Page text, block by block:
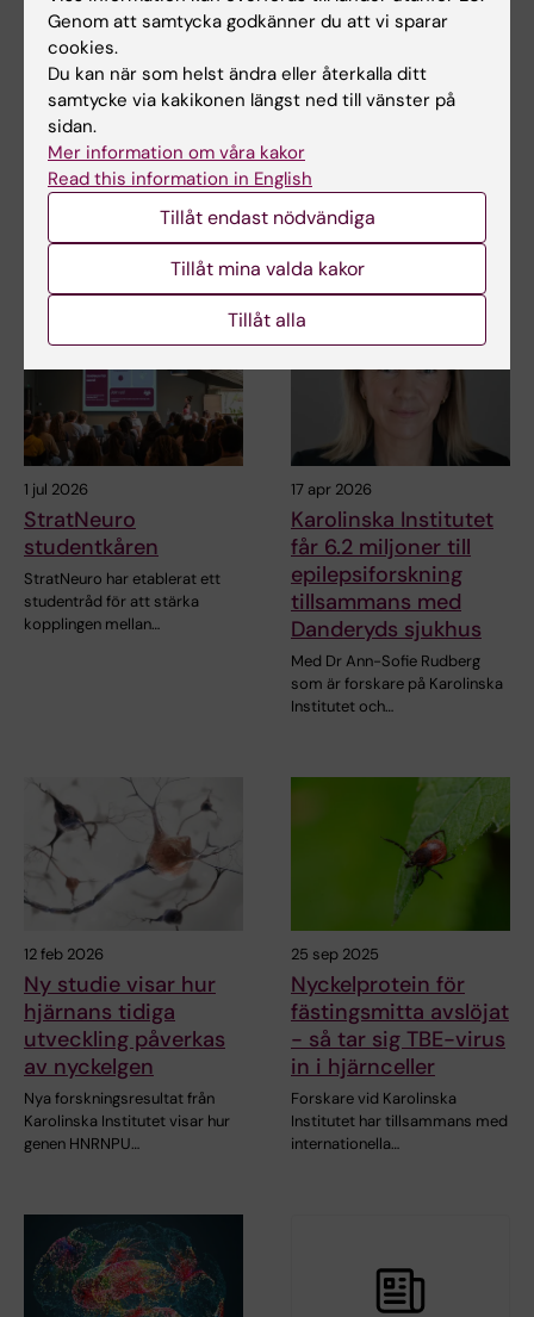
Uppdaterad av:
Charlotte Brandt 2022-02-21
Dela
Relaterade artiklar
1 jul 2026
StratNeuro
studentkåren
StratNeuro har etablerat ett
studentråd för att stärka
kopplingen mellan…
17 apr 2026
Karolinska Institutet
får 6.2 miljoner till
epilepsiforskning
tillsammans med
Danderyds sjukhus
Med Dr Ann-Sofie Rudberg
som är forskare på Karolinska
Institutet och…
12 feb 2026
Ny studie visar hur
hjärnans tidiga
utveckling påverkas
av nyckelgen
Nya forskningsresultat från
Karolinska Institutet visar hur
genen HNRNPU…
25 sep 2025
Nyckelprotein för
fästingsmitta avslöjat
- så tar sig TBE-virus
in i hjärnceller
Forskare vid Karolinska
Institutet har tillsammans med
internationella…
Genom att samtycka godkänner du att vi sparar
cookies.
Du kan när som helst ändra eller återkalla ditt
samtycke via kakikonen längst ned till vänster på
sidan.
Mer information om våra kakor
Read this information in English
Tillåt endast nödvändiga
Tillåt mina valda kakor
Tillåt alla